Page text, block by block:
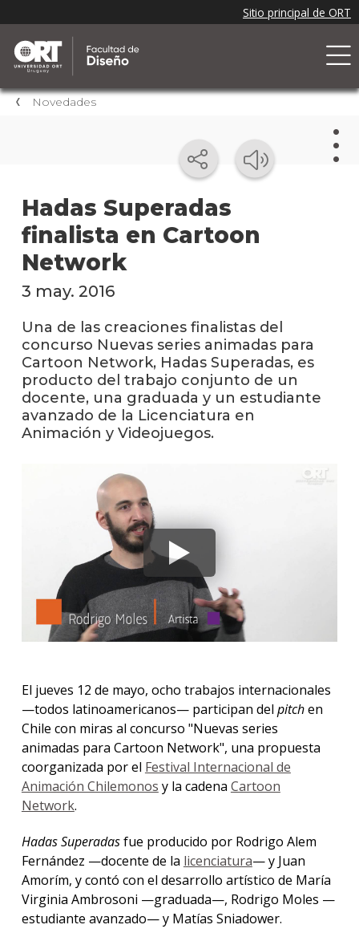
Novedades
Hadas Superadas
finalista en Cartoon
Network
en
los
3 may. 2016
Una de las creaciones finalistas del
concurso Nuevas series animadas para
Cartoon Network, Hadas Superadas, es
producto del trabajo conjunto de un
docente, una graduada y un estudiante
avanzado de la Licenciatura en
Animación y Videojuegos.
El jueves 12 de mayo, ocho trabajos internacionales
—todos latinoamericanos— participan del pitchen
Chile con miras al concurso "Nuevas series
animadas para Cartoon Network", una propuesta
coorganizada por el Festival Internacional de
Animación Chilemonos y la cadena Cartoon
Network.
Hadas Superadasfue producido por Rodrigo Alem
Fernández —docente de la licenciatura— y Juan
Amorím, y contó con el desarrollo artístico de María
Virginia Ambrosoni —graduada—, Rodrigo Moles —
estudiante avanzado— y Matías Sniadower.